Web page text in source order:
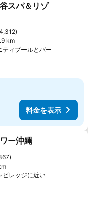
に追加
スパ＆リゾ
km
ティプールとバー
料金を表示
に追加
ー沖縄
ビレッジに近い料金を表示